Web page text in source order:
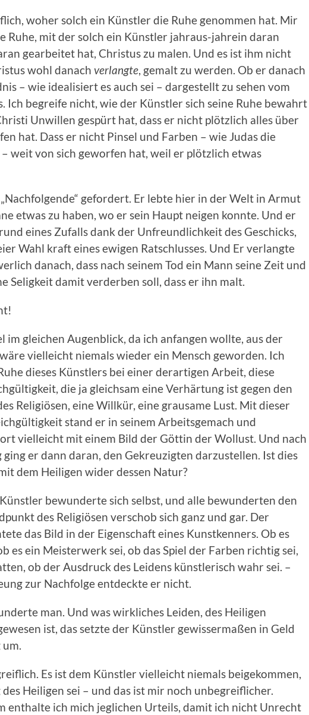
woher solch ein Künstler die Ruhe genommen hat. Mir
Ruhe, mit der solch ein Künstler jahraus-jahrein daran
gearbeitet hat, Christus zu malen. Und es ist ihm nicht
wohl danach verlangte, gemalt zu werden. Ob er danach
– wie idealisiert es auch sei – dargestellt zu sehen vom
Ich begreife nicht, wie der Künstler sich seine Ruhe bewahrt
Unwillen gespürt hat, dass er nicht plötzlich alles über
hat. Dass er nicht Pinsel und Farben – wie Judas die
weit von sich geworfen hat, weil er plötzlich etwas
gefordert. Er lebte hier in der Welt in Armut
etwas zu haben, wo er sein Haupt neigen konnte. Und er
eines Zufalls dank der Unfreundlichkeit des Geschicks,
Wahl kraft eines ewigen Ratschlusses. Und Er verlangte
danach, dass nach seinem Tod ein Mann seine Zeit und
Seligkeit damit verderben soll, dass er ihn malt.
im gleichen Augenblick, da ich anfangen wollte, aus der
vielleicht niemals wieder ein Mensch geworden. Ich
dieses Künstlers bei einer derartigen Arbeit, diese
die ja gleichsam eine Verhärtung ist gegen den
Religiösen, eine Willkür, eine grausame Lust. Mit dieser
stand er in seinem Arbeitsgemach und
vielleicht mit einem Bild der Göttin der Wollust. Und nach
ging er dann daran, den Gekreuzigten darzustellen. Ist dies
dem Heiligen wider dessen Natur?
bewunderte sich selbst, und alle bewunderten den
des Religiösen verschob sich ganz und gar. Der
das Bild in der Eigenschaft eines Kunstkenners. Ob es
es ein Meisterwerk sei, ob das Spiel der Farben richtig sei,
ob der Ausdruck des Leidens künstlerisch wahr sei. –
zur Nachfolge entdeckte er nicht.
man. Und was wirkliches Leiden, des Heiligen
ist, das setzte der Künstler gewissermaßen in Geld
Es ist dem Künstler vielleicht niemals beigekommen,
des Heiligen sei – und das ist mir noch unbegreiflicher.
enthalte ich mich jeglichen Urteils, damit ich nicht Unrecht